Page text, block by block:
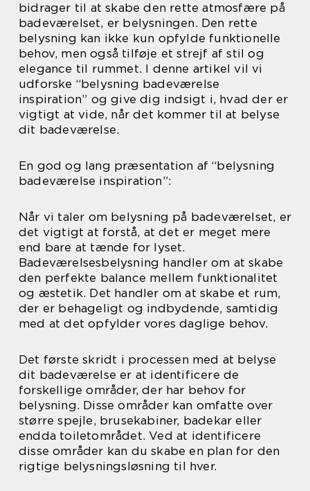
bidrager til at skabe den rette atmosfære på
badeværelset, er belysningen. Den rette
belysning kan ikke kun opfylde funktionelle
behov, men også tilføje et strejf af stil og
elegance til rummet. I denne artikel vil vi
udforske “belysning badeværelse
inspiration” og give dig indsigt i, hvad der er
vigtigt at vide, når det kommer til at belyse
dit badeværelse.
En god og lang præsentation af “belysning
badeværelse inspiration”:
Når vi taler om belysning på badeværelset, er
det vigtigt at forstå, at det er meget mere
end bare at tænde for lyset.
Badeværelsesbelysning handler om at skabe
den perfekte balance mellem funktionalitet
og æstetik. Det handler om at skabe et rum,
der er behageligt og indbydende, samtidig
med at det opfylder vores daglige behov.
Det første skridt i processen med at belyse
dit badeværelse er at identificere de
forskellige områder, der har behov for
belysning. Disse områder kan omfatte over
større spejle, brusekabiner, badekar eller
endda toiletområdet. Ved at identificere
disse områder kan du skabe en plan for den
rigtige belysningsløsning til hver.